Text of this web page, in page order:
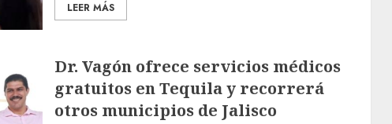
LEER MÁS
Dr. Vagón ofrece servicios médicos
gratuitos en Tequila y recorrerá
otros municipios de Jalisco